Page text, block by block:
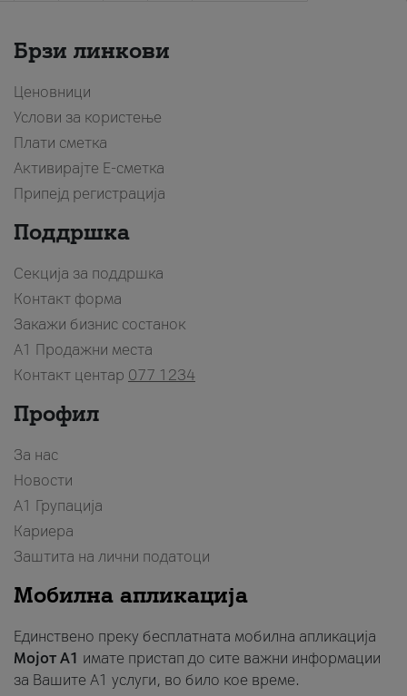
Брзи линкови
Ценовници
Услови за користење
Плати сметка
Активирајте Е-сметка
Припејд регистрација
Поддршка
Секција за поддршка
Контакт форма
Закажи бизнис состанок
A1 Продажни места
Контакт центар 077 1234
Профил
За нас
Новости
А1 Групација
Кариера
Заштита на лични податоци
Мобилна апликација
Единствено преку бесплатната мобилна апликација
Мојот A1 имате пристап до сите важни информации
за Вашите A1 услуги, во било кое време.